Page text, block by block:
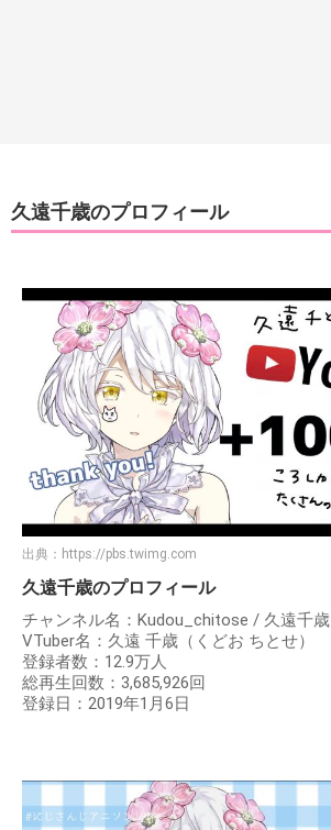
久遠千歳のプロフィール
出典： https://pbs.twimg.com
久遠千歳のプロフィール
チャンネル名：Kudou_chitose / 久遠千歳
VTuber名：久遠 千歳（くどお ちとせ）
登録者数：12.9万人
総再生回数：3,685,926回
登録日：2019年1月6日